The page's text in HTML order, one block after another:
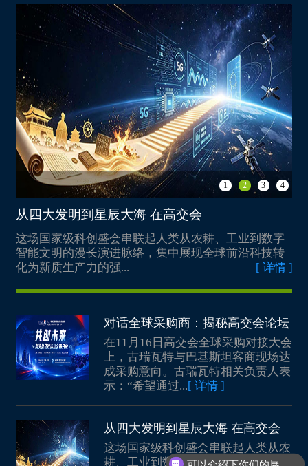
深汕特别合作区科技创新和经济服务局
深圳市大鹏新区科技和工业信息化局
深圳市龙华区科技创新局
深圳市福田区科技和工业信息化局
深圳市罗湖区科技和工业信息化局
深圳市宝安区科技创新局
深圳市前海深港现代服务业合作区管理局
深圳市光明区科技创新局
深圳市龙岗区科技创新局
全国农业科技成果转移服务中心
The Government of Moscow
International Union of Instrument and iTT Engineers
CzechTrade Promotion Agency
巴基斯坦驻广州总领事馆
Wcham Platform
IOTIOT.IN
Quebec Office in Shanghai
日本筑波市
澳大利亚贸易投资委员会
科大硅谷服务平台(安徽)有限公司
香港贸易发展局-HKTDC
重庆市渝中区科学技术局
重庆市永川区科学技术局
重庆市荣昌区科学技术局
重庆高新技术产业开发区管理委员会科技创新局
重庆经济技术开发区创新创业服务中心
重庆两江协同创新区建设投资发展有限公司
广州顶美展览工程有限公司
中山市工业技术研究中心
新加坡国立大学
奥豪斯国际贸易（上海）有限公司
稳健医疗用品股份有限公司
浙江贝兰伯生物技术有限公司
烯旺新材料科技股份有限公司
深圳市宝安中医药发展基金会
群安科学仪器（浙江）有限公司
深圳信息职业技术学院
深圳市金子展览有限公司
深圳索理德新材料科技有限公司
香港中文大学（深圳）
中国科学院深圳先进技术研究院
沈阳天仁合一科技有限公司
国家高性能医疗器械创新中心
深圳皓影医疗科技有限公司
华北制药河北华维健康产业有限公司
辽宁工程技术大学
深圳技术大学
华中科技大学
深圳赛奥维生物技术有限公司
苏州憨云智能科技有限公司
中国农业科学院深圳农业基因组研究所(岭南现代农业科学与 技术广东省实验室深圳分中心)
阳光学院智能建造学院
福建仙芝楼生物科技有限公司
福建安洋新能机器人科技有限公司
闽都创新实验室
福建省威诺数控有限公司
福建瑞碳光电精密仪器有限公司
上海联联睿科能源科技有限公司
三峡智控科技有限公司
黑龙江中创华鑫新能源科技有限公司
哈尔滨思哲睿智能医疗设备股份有限公司
哈尔滨航威智能装备有限公司
哈尔滨雷德光电技术有限公司
黑龙江菏沣达能源科技有限公司
贵州航盛锂能科技有限公司
贵州省曦禾资源循环利用有限公司
贵州航鹏新材料科技有限公司
贵州航天凯星智能传动有限公司
贵州生诺生物科技有限公司
山东东都汽车部件股份有限公司
山东祥龙新材料股份有限公司
山东正熵能源科技有限公司
滨州魏桥国科高等技术研究院
长春市麦迪克智行汽车科技有限公司
长光卫星技术股份有限公司
吉林华微电子股份有限公司
长春通视光电技术股份有限公司
银河麒麟软件（长沙）有限公司
威胜信息技术股份有限公司
长沙景嘉微电子股份有限公司
从四大发明到星辰大海 在高交会
这场国家级科创盛会串联起人类从农耕、工业到数字
智能文明的漫长演进脉络，集中展现全球前沿科技转
化为新质生产力的强...
[ 详情 ]
1 2 3 4
对话全球采购商：揭秘高交会论坛
在11月16日高交会全球采购对接大会
上，古瑞瓦特与巴基斯坦客商现场达
成采购意向。古瑞瓦特相关负责人表
示：“希望通过...[ 详情 ]
从四大发明到星辰大海 在高交会
这场国家级科创盛会串联起人类从农
耕、工业到数字智能文明的漫长演进
可以介绍下你们的展会情况吗？